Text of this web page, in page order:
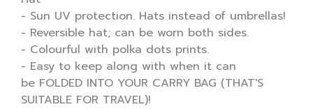
- Sun UV protection. Hats instead of umbrellas!
- Reversible hat; can be worn both sides.
- Colourful with polka dots prints.
- Easy to keep along with when it can
be FOLDED INTO YOUR CARRY BAG (THAT'S
SUITABLE FOR TRAVEL)!